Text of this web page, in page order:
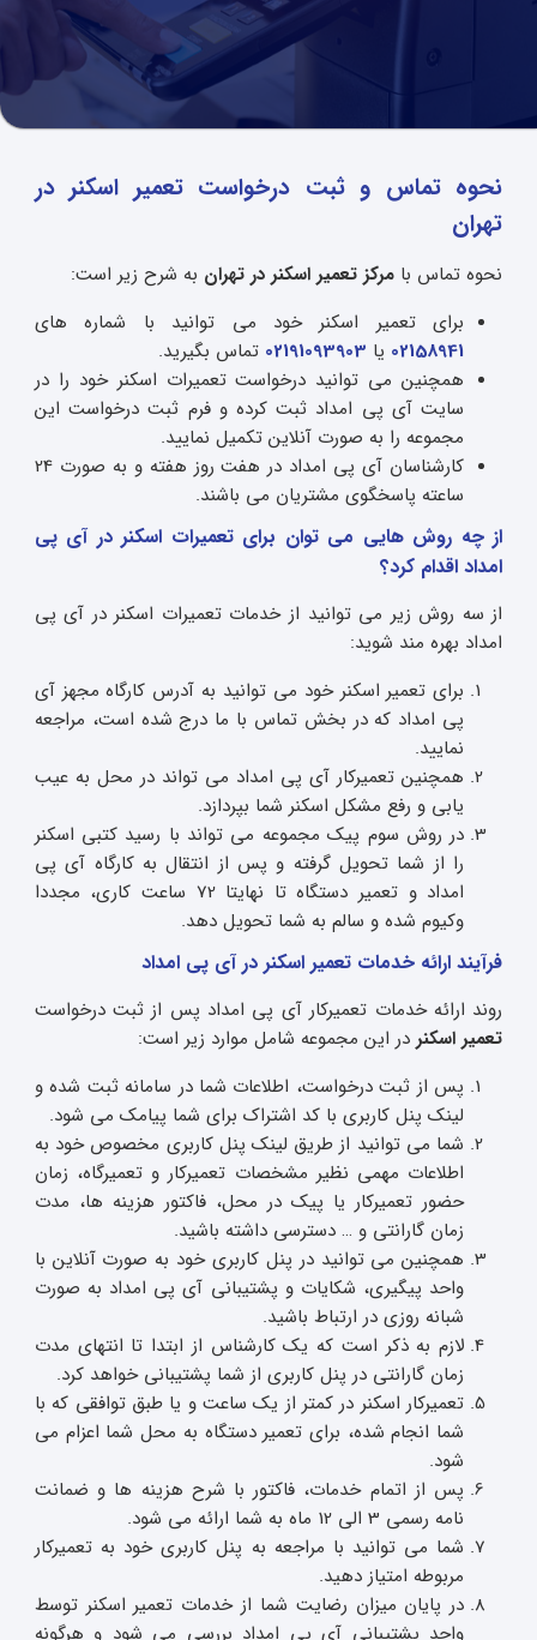
نحوه تماس و ثبت درخواست تعمیر اسکنر در
تهران
نحوه تماس با مرکز تعمیر اسکنر در تهران به شرح زیر است:
برای تعمیر اسکنر خود می توانید با شماره های
02158941 یا 02191093903 تماس بگیرید.
همچنین می توانید درخواست تعمیرات اسکنر خود را در
سایت آی پی امداد ثبت کرده و فرم ثبت درخواست این
مجموعه را به صورت آنلاین تکمیل نمایید.
کارشناسان آی پی امداد در هفت روز هفته و به صورت 24
ساعته پاسخگوی مشتریان می باشند.
از چه روش هایی می توان برای تعمیرات اسکنر در آی پی
امداد اقدام کرد؟
از سه روش زیر می توانید از خدمات تعمیرات اسکنر در آی پی
امداد بهره مند شوید:
برای تعمیر اسکنر خود می توانید به آدرس کارگاه مجهز آی
پی امداد که در بخش تماس با ما درج شده است، مراجعه
نمایید.
همچنین تعمیرکار آی پی امداد می تواند در محل به عیب
یابی و رفع مشکل اسکنر شما بپردازد.
در روش سوم پیک مجموعه می تواند با رسید کتبی اسکنر
را از شما تحویل گرفته و پس از انتقال به کارگاه آی پی
امداد و تعمیر دستگاه تا نهایتا 72 ساعت کاری، مجددا
وکیوم شده و سالم به شما تحویل دهد.
فرآیند ارائه خدمات تعمیر اسکنر در آی پی امداد
روند ارائه خدمات تعمیرکار آی پی امداد پس از ثبت درخواست
تعمیر اسکنردر این مجموعه شامل موارد زیر است:
پس از ثبت درخواست، اطلاعات شما در سامانه ثبت شده و
لینک پنل کاربری با کد اشتراک برای شما پیامک می شود.
شما می توانید از طریق لینک پنل کاربری مخصوص خود به
اطلاعات مهمی نظیر مشخصات تعمیرکار و تعمیرگاه، زمان
حضور تعمیرکار یا پیک در محل، فاکتور هزینه ها، مدت
زمان گارانتی و … دسترسی داشته باشید.
همچنین می توانید در پنل کاربری خود به صورت آنلاین با
واحد پیگیری، شکایات و پشتیبانی آی پی امداد به صورت
شبانه روزی در ارتباط باشید.
لازم به ذکر است که یک کارشناس از ابتدا تا انتهای مدت
زمان گارانتی در پنل کاربری از شما پشتیبانی خواهد کرد.
تعمیرکار اسکنر در کمتر از یک ساعت و یا طبق توافقی که با
شما انجام شده، برای تعمیر دستگاه به محل شما اعزام می
شود.
پس از اتمام خدمات، فاکتور با شرح هزینه ها و ضمانت
نامه رسمی 3 الی 12 ماه به شما ارائه می شود.
شما می توانید با مراجعه به پنل کاربری خود به تعمیرکار
مربوطه امتیاز دهید.
در پایان میزان رضایت شما از خدمات تعمیر اسکنر توسط